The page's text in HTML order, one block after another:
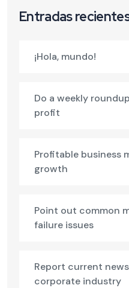
Entradas
¡Hola, mundo!
Do a weekly
profit
Profitable business
growth
Point out common
failure issues
Report current
corporate industry